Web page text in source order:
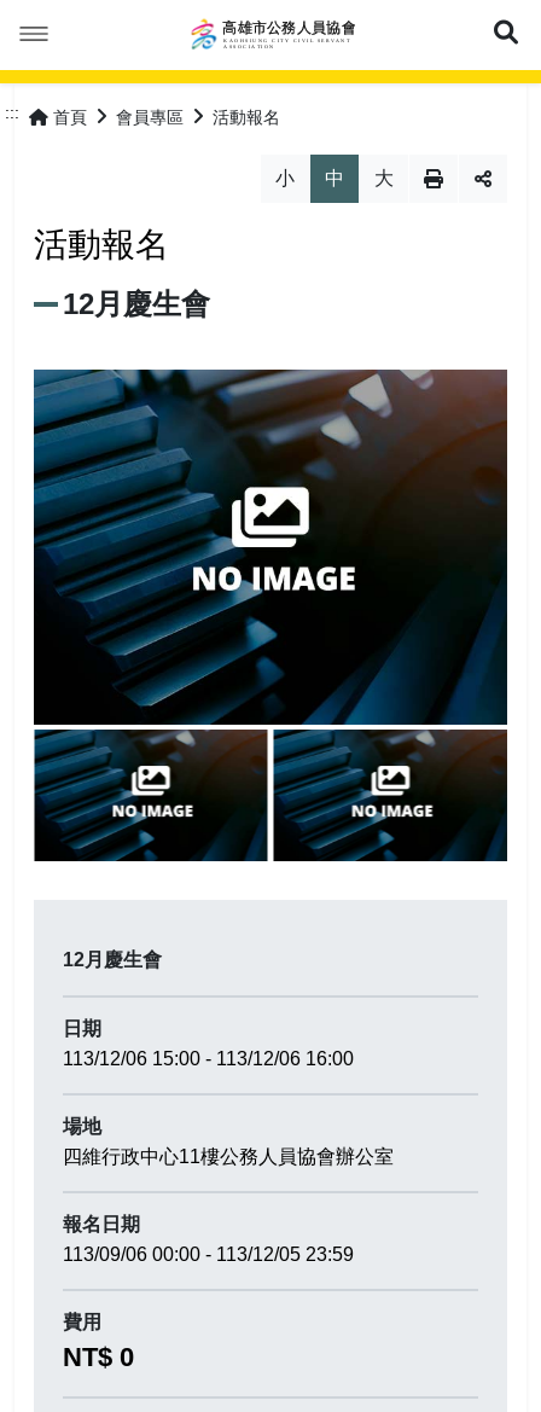
本會簡介
理事長的話
理監事人員
表單下載
優惠活動
保險專區
相關連結
加入會員
會員登入
活動報名
會員資料
會員登出
網站導覽
常見問答
::: 首頁 會員專區 活動報名
小 中 大
活動報名
12月慶生會
12月慶生會
日期
113/12/06 15:00 - 113/12/06 16:00
場地
四維行政中心11樓公務人員協會辦公室
報名日期
113/09/06 00:00 - 113/12/05 23:59
費用
NT$ 0